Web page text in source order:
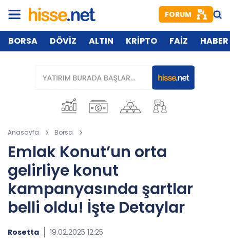
FORUM
BORSA DÖVİZ ALTIN KRİPTO FAİZ HABER
Anasayfa Borsa
Emlak Konut’un orta
gelirliye konut
kampanyasında şartlar
belli oldu! İşte Detaylar
Rosetta 19.02.2025 12:25